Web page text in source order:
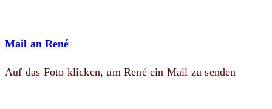
Mail an René
Auf das Foto klicken, um René ein Mail zu senden